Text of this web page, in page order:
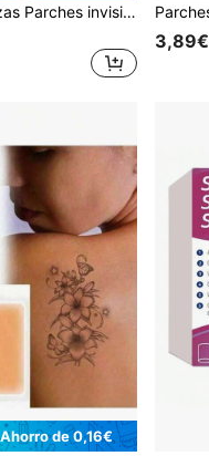
24 piezas/12 piezas Parches invisibles para cubrir acné facial y cuidado de cicatrices, material de hidrocoloide, suave y no irritante, sin alcohol
3,89€
Ahorro de 0,16€